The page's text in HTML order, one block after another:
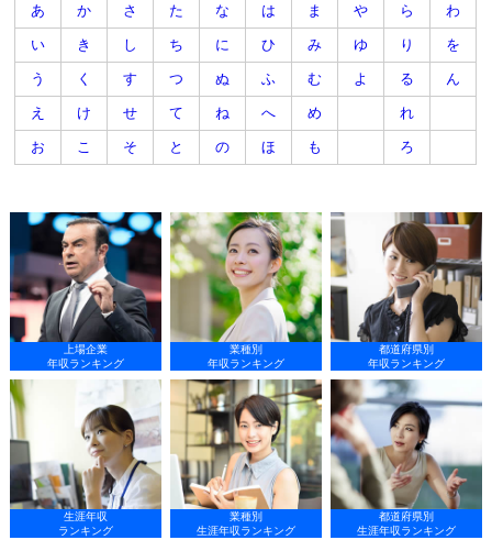
あ か さ た な は ま や ら わ
い き し ち に ひ み ゆ り を
う く す つ ぬ ふ む よ る ん
え け せ て ね へ め れ
お こ そ と の ほ も ろ
上場企業
年収ランキング
業種別
年収ランキング
都道府県別
年収ランキング
生涯年収
ランキング
業種別
生涯年収ランキング
都道府県別
生涯年収ランキング